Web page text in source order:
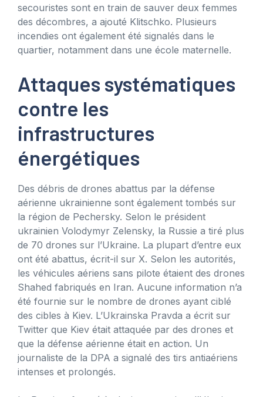
secouristes sont en train de sauver deux femmes
des décombres, a ajouté Klitschko. Plusieurs
incendies ont également été signalés dans le
quartier, notamment dans une école maternelle.
Attaques systématiques
contre les
infrastructures
énergétiques
Des débris de drones abattus par la défense
aérienne ukrainienne sont également tombés sur
la région de Pechersky. Selon le président
ukrainien Volodymyr Zelensky, la Russie a tiré plus
de 70 drones sur l’Ukraine. La plupart d’entre eux
ont été abattus, écrit-il sur X. Selon les autorités,
les véhicules aériens sans pilote étaient des drones
Shahed fabriqués en Iran. Aucune information n’a
été fournie sur le nombre de drones ayant ciblé
des cibles à Kiev. L’Ukrainska Pravda a écrit sur
Twitter que Kiev était attaquée par des drones et
que la défense aérienne était en action. Un
journaliste de la DPA a signalé des tirs antiaériens
intenses et prolongés.